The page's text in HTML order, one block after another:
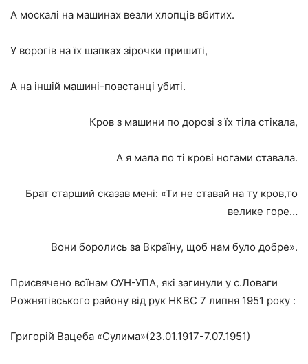
А москалі на машинах везли хлопців вбитих.
У ворогів на їх шапках зірочки пришиті,
А на іншій машині-повстанці убиті.
Кров з машини по дорозі з їх тіла стікала,
А я мала по ті крові ногами ставала.
Брат старший сказав мені: «Ти не ставай на ту кров,то
велике горе…
Вони боролись за Вкраїну, щоб нам було добре».
Присвячено воїнам ОУН-УПА, які загинули у с.Ловаги
Рожнятівського району від рук НКВС 7 липня 1951 року :
Григорій Вацеба «Сулима»(23.01.1917-7.07.1951)